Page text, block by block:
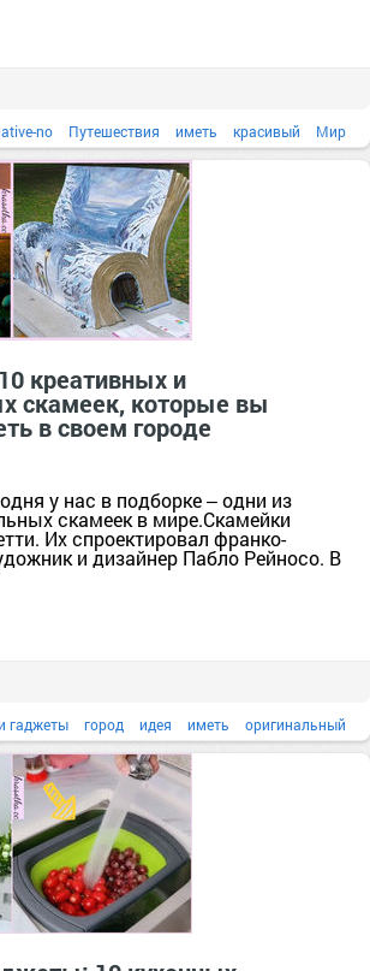
no Путешествия иметь красивый Мир
креативных и
скамеек, которые вы
в своем городе
у нас в подборке ‒ одни из
скамеек в мире.Скамейки
Их спроектировал франко-
и дизайнер Пабло Рейносо. В
гаджеты город идея иметь оригинальный